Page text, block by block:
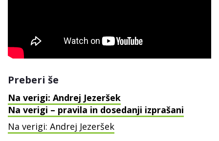
Preberi še
Na verigi: Andrej Jezeršek
Na verigi – pravila in dosedanji izprašani
Na verigi: Andrej Jezeršek